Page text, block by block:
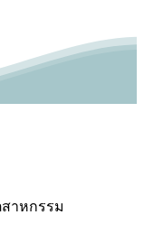
สาหกรรม